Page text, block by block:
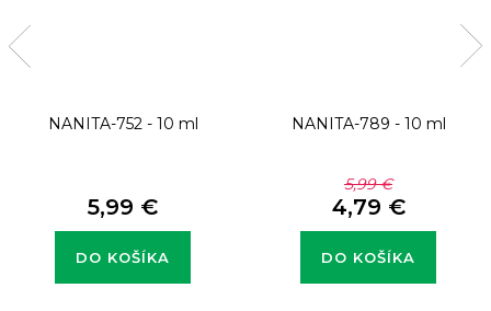
NANITA-752 - 10 ml
5,99 €
DO KOŠÍKA
NANITA-789 - 10 ml
5,99 €
4,79 €
DO KOŠÍKA